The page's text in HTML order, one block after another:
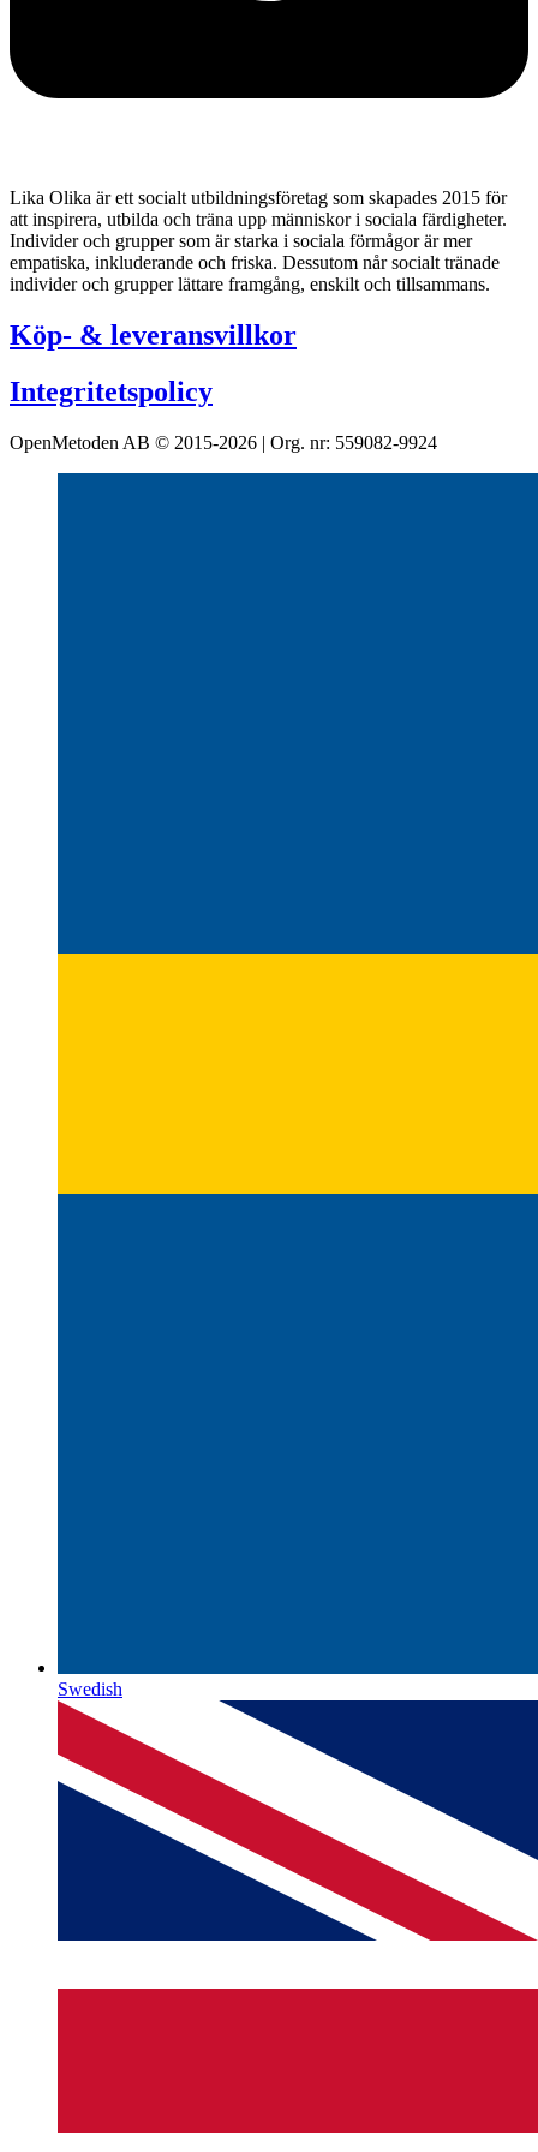
Lika Olika är ett socialt utbildningsföretag som skapades 2015 för
att inspirera, utbilda och träna upp människor i sociala färdigheter.
Individer och grupper som är starka i sociala förmågor är mer
empatiska, inkluderande och friska. Dessutom når socialt tränade
individer och grupper lättare framgång, enskilt och tillsammans.
Köp- & leveransvillkor
Integritetspolicy
OpenMetoden AB © 2015-2026 | Org. nr: 559082-9924
Swedish